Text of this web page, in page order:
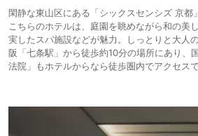
閑静な東山区にある「シックスセンシズ 京
こちらのホテルは、庭園を眺めながら和の美
実したスパ施設などが魅力。しっとりと大人
阪「七条駅」から徒歩約10分の場所にあり、
法院」もホテルからなら徒歩圏内でアクセスで